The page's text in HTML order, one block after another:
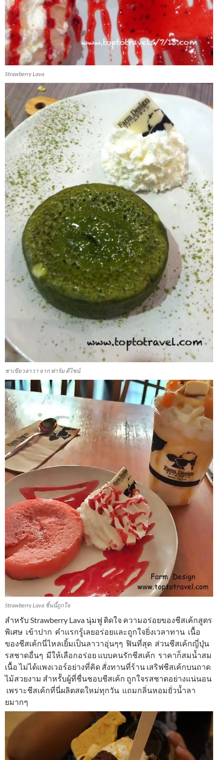
Strawberry Lava
ชาเขียวลาวา จาก ฟาร์ม ดีไซน์
Strawberry Lava ชิ้นนี้ถูกใจ
สำหรับ Strawberry Lava นุ่มฟู ติดใจ ความอร่อยของชีสเค้กสูตร
พิเศษ เข้าปาก คำแรกรู้เลยอร่อยและถูกใจยิ่งเวลาทาน เนื้อ
ของชีสเค้กนี่ไหลเยิ้มเป็นลาวาอุ่นๆๆ ฟินที่สุด ส่วนชีสเค้กญี่ปุ่น
รสชาดอื่นๆ มีให้เลือกอร่อย แบบคนรักชีสเค้ก ราคาก็สมน้ำสม
เนื้อ ไม่ได้แพงเวอร์อย่างที่คิด สั่งทานที่ร้าน เสริฟชีสเค้กบนถาด
ไม้สวยงาม สำหรัับผู้ที่ชื่นชอบชีสเค้ก ถูกใจรสชาดอย่างแน่นอน
เพราะชีสเค้กที่นี่ผลิตสดใหม่ทุกวัน แถมกลิ่นหอมยั่วน้ำลา
ยมากๆ